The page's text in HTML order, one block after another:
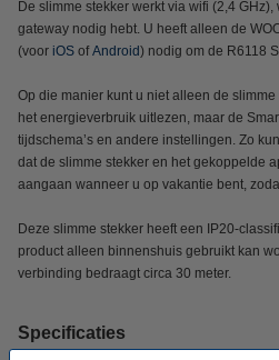
De slimme stekker werkt via wifi (2,4
gateway nodig hebt. U heeft alleen de
(voor iOS ofAndroid) nodig om de R6118
Op die manier kunt u niet alleen de
het energieverbruik uitlezen, maar de
tijdschema’s en andere instellingen. Zo
dat de slimme stekker en het gekoppelde
aangaan wanneer u op vakantie bent,
Deze slimme stekker heeft een IP20-
product alleen binnenshuis gebruikt kan
verbinding bedraagt circa 30 meter.
Specificaties